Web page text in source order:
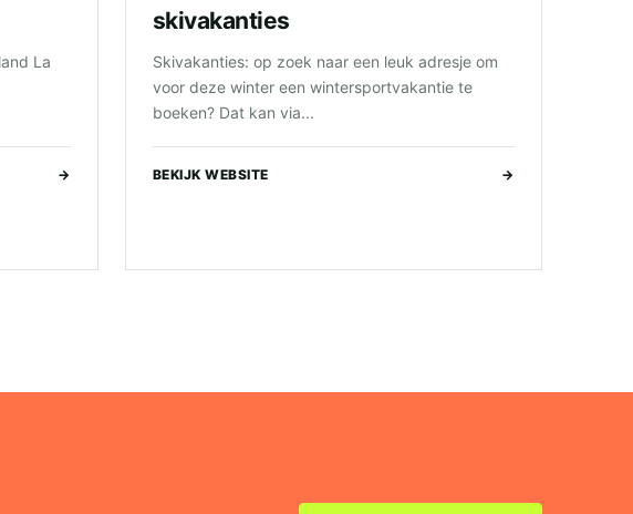
La
→
skivakanties
Skivakanties: op zoek naar een leuk adresje om
voor deze winter een wintersportvakantie te
boeken? Dat kan via...
BEKIJK WEBSITE →